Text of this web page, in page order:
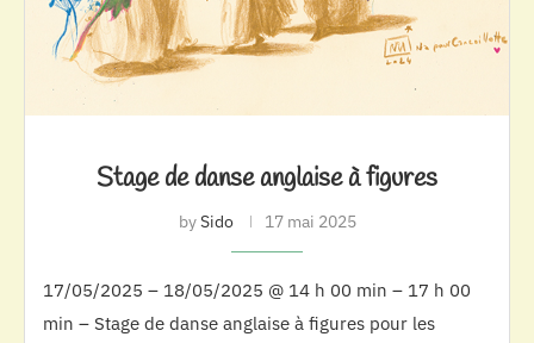
Stage de danse anglaise à figures
bySido 17 mai 2025
17/05/2025 – 18/05/2025 @ 14 h 00 min – 17 h 00
min – Stage de danse anglaise à figures pour les